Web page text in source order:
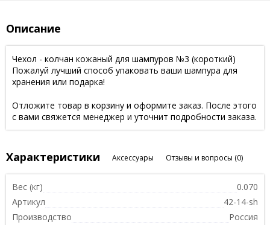
Описание
Чехол - колчан кожаный для шампуров №3 (короткий)
Пожалуй лучший способ упаковать ваши шампура для
хранения или подарка!
Отложите товар в корзину и оформите заказ. После этого
с вами свяжется менеджер и уточнит подробности заказа.
Характеристики Аксессуары Отзывы и вопросы (0)
Вес (кг)
0.070
Артикул
42-14-sh
Производство
Россия